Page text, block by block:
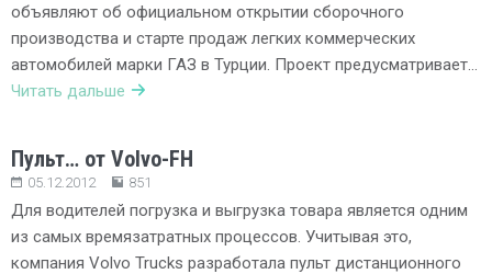
объявляют об официальном открытии сборочного
производства и старте продаж легких коммерческих
автомобилей марки ГАЗ в Турции. Проект предусматривает…
Читать дальше
Пульт… от Volvo-FH
05.12.2012 851
Для водителей погрузка и выгрузка товара является одним
из самых времязатратных процессов. Учитывая это,
компания Volvo Trucks разработала пульт дистанционного